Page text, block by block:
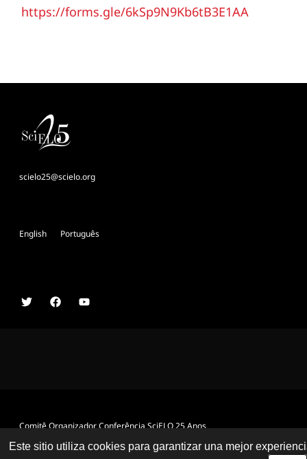
https://forms.gle/6kSp9N9Kb6tB3E1AA
scielo25@scielo.org
English Português
Comitê Organizador Conferência SciELO 25 Anos
Este sitio utiliza cookies para garantizar una mejor